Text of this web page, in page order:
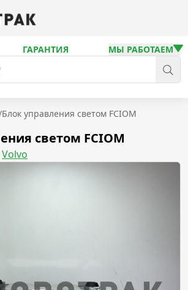
ГАРАНТИЯ МЫ РАБОТАЕМ
Блок управления светом FCIOM
светом FCIOM
Volvo